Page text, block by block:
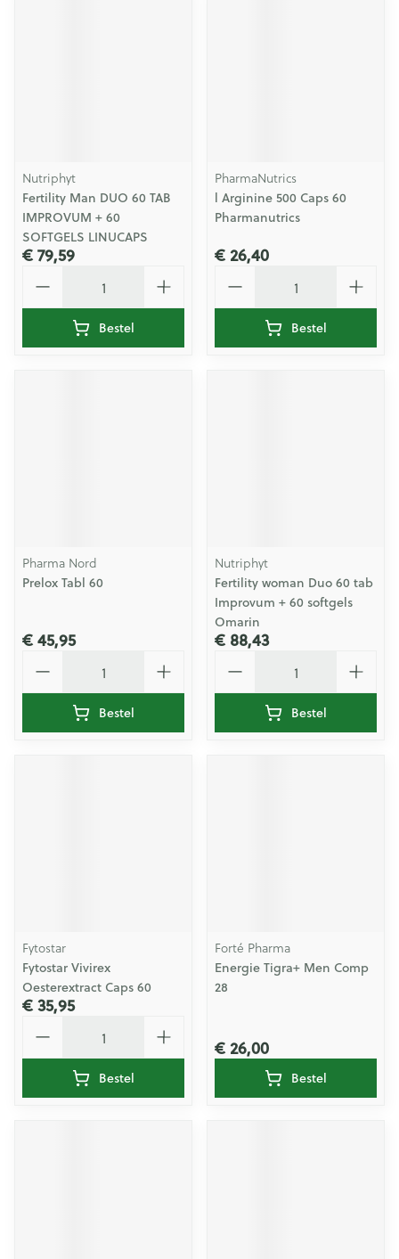
Nutriphyt
Fertility Man DUO 60 TAB
IMPROVUM + 60
SOFTGELS LINUCAPS
€ 79,59
Bestel
PharmaNutrics
l Arginine 500 Caps 60
Pharmanutrics
€ 26,40
Bestel
Pharma Nord
Prelox Tabl 60
€ 45,95
Bestel
Nutriphyt
Fertility woman Duo 60 tab
Improvum + 60 softgels
Omarin
€ 88,43
Bestel
Fytostar
Fytostar Vivirex
Oesterextract Caps 60
€ 35,95
Bestel
Forté Pharma
Energie Tigra+ Men Comp
28
€ 26,00
Bestel